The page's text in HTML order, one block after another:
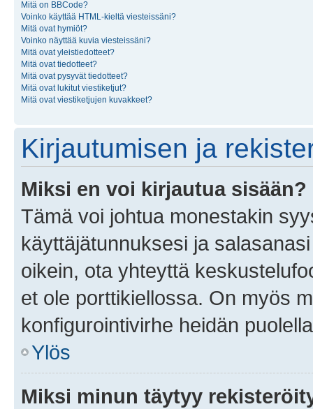
Mitä on BBCode?
Voinko käyttää HTML-kieltä viesteissäni?
Mitä ovat hymiöt?
Voinko näyttää kuvia viesteissäni?
Mitä ovat yleistiedotteet?
Mitä ovat tiedotteet?
Mitä ovat pysyvät tiedotteet?
Mitä ovat lukitut viestiketjut?
Mitä ovat viestiketjujen kuvakkeet?
Kirjautumisen ja
Miksi en voi kirjautua sisään?
Tämä voi johtua monestakin
käyttäjätunnuksesi ja
oikein, ota yhteyttä
et ole porttikiellossa. On myös
konfigurointivirhe heidän
Ylös
Miksi minun täytyy